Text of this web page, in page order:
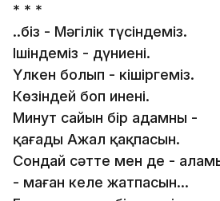
* * *
..біз - Мәңгілік түсіндеміз.
Ішіндеміз - дүниенің.
Үлкен болып - кішіргеміз.
Көзіндей боп иненің.
Минут сайын бір адамның -
қағады Ажал қақпасын.
Сондай сәтте мен де -
- маған келе жатпасын...